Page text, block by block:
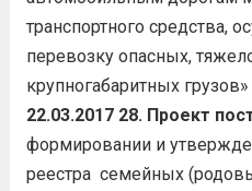
транспортного средства,
перевозку опасных,
крупногабаритных грузов»
22.03.2017 28. Проект
формировании и
реестра семейных